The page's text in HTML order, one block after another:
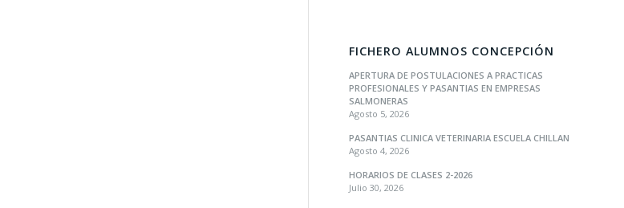
FICHERO ALUMNOS CONCEPCIÓN
APERTURA DE POSTULACIONES A PRACTICAS
PROFESIONALES Y PASANTIAS EN EMPRESAS
SALMONERAS
Agosto 5, 2026
PASANTIAS CLINICA VETERINARIA ESCUELA CHILLAN
Agosto 4, 2026
HORARIOS DE CLASES 2-2026
Julio 30, 2026